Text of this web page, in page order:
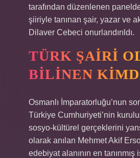
tarafından düzenlenen
şiiriyle tanınan şair, yazar ve
Dilaver Cebeci onurlandırıldı.
TÜRK ŞAIRI
BILINEN
Osmanlı İmparatorluğu’nun
Türkiye Cumhuriyeti’nin
sosyo-kültürel gerçeklerini
olarak anılan Mehmet Akif
edebiyat alanının en